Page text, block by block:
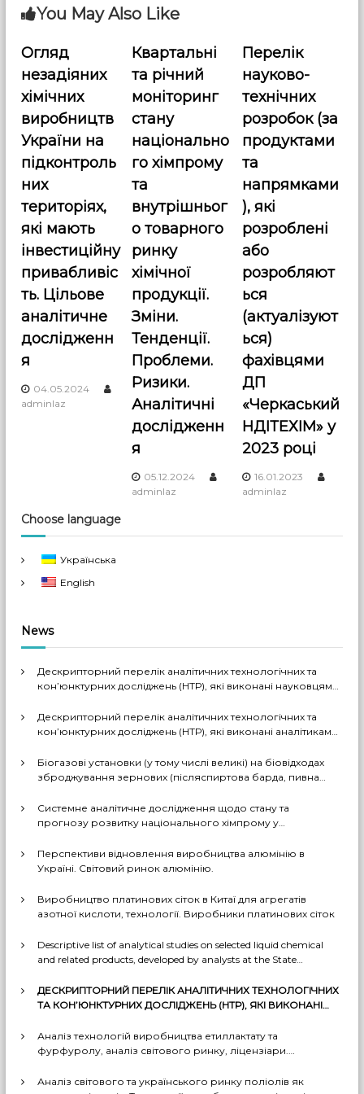
a
v
i
g
a
t
i
o
n
You May Also Like
Огляд
незадіяних
хімічних
виробництв
України на
підконтроль
них
територіях,
які мають
інвестиційну
привабливіс
ть. Цільове
аналітичне
дослідженн
я
04.05.2024
adminlaz
Квартальні
та річний
моніторинг
стану
національно
го хімпрому
та
внутрішньог
о товарного
ринку
хімічної
продукції.
Зміни.
Тенденції.
Проблеми.
Ризики.
Аналітичні
дослідженн
я
05.12.2024
adminlaz
Перелік
науково-
технічних
розробок (за
продуктами
та
напрямками
), які
розроблені
або
розробляют
ься
(актуалізуют
ься)
фахівцями
ДП
«Черкаський
НДІТЕХІМ» у
2023 році
16.01.2023
adminlaz
Choose language
Українська
English
News
Дескрипторний перелік аналітичних технологічних та
кон’юнктурних досліджень (НТР), які виконані науковцями
Дескрипторний перелік аналітичних технологічних та
кон’юнктурних досліджень (НТР), які виконані аналітиками
Біогазові установки (у тому числі великі) на біовідходах
зброджування зернових (післяспиртова барда, пивна
рішення, комерціалізовані технології, комбіновані схеми
з отриманням проміжних і товарних продуктів (очищений
добрива тощо). Перспективи комерційного
впровадження цих технологій в Україні
Системне аналітичне дослідження щодо стану та
прогнозу розвитку національного хімпрому у
декількома можливими сценаріями
Перспективи відновлення виробництва алюмінію в
Україні. Світовий ринок алюмінію.
Виробництво платинових сіток в Китаї для агрегатів
азотної кислоти, технології. Виробники платинових сіток
Descriptive list of analytical studies on selected liquid chemical
and related products, developed by analysts at the State
Economic Information in the Chemical Industry» in 2023-2025
(EN version)
ДЕСКРИПТОРНИЙ ПЕРЕЛІК АНАЛІТИЧНИХ ТЕХНОЛОГІЧНИХ
ТА КОН’ЮНКТУРНИХ ДОСЛІДЖЕНЬ (НТР), ЯКІ ВИКОНАНІ
Аналіз технологій виробництва етиллактату та
фурфуролу, аналіз світового ринку, ліцензіари.
Україні
Аналіз світового та українського ринку поліолів як